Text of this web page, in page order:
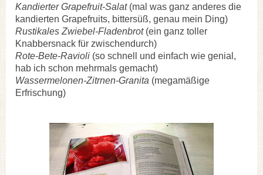
Kandierter Grapefruit-Salat (mal was ganz anderes die
kandierten Grapefruits, bittersüß, genau mein Ding)
Rustikales Zwiebel-Fladenbrot(ein ganz toller
Knabbersnack für zwischendurch)
Rote-Bete-Ravioli (so schnell und einfach wie genial,
hab ich schon mehrmals gemacht)
Wassermelonen-Zitrnen-Granita (megamäßige
Erfrischung)